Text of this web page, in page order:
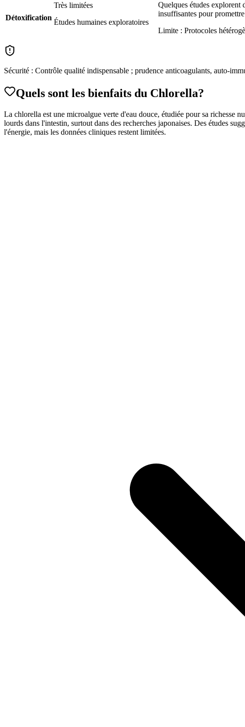
Détoxification
Très limitées
Études humaines exploratoires
Quelques études explorent
insuffisantes pour
Limite : Protocoles
Sécurité : Contrôle qualité indispensable ; prudence anticoagulants, auto-
Quels sont les bienfaits du Chlorella?
La chlorella est une microalgue verte d'eau douce, étudiée pour sa richesse
lourds dans l'intestin, surtout dans des recherches japonaises. Des études
l'énergie, mais les données cliniques restent limitées.